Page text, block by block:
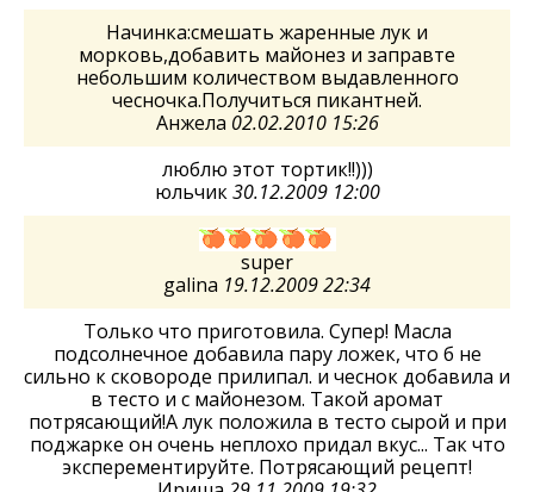
Начинка:смешать жаренные лук и
морковь,добавить майонез и заправте
небольшим количеством выдавленного
чесночка.Получиться пикантней.
Анжела 02.02.2010 15:26
люблю этот тортик!!)))
юльчик30.12.2009 12:00
super
galina 19.12.2009 22:34
Только что приготовила. Супер! Масла
подсолнечное добавила пару ложек, что б не
сильно к сковороде прилипал. и чеснок добавила и
в тесто и с майонезом. Такой аромат
потрясающий!А лук положила в тесто сырой и при
поджарке он очень неплохо придал вкус... Так что
эксперементируйте. Потрясающий рецепт!